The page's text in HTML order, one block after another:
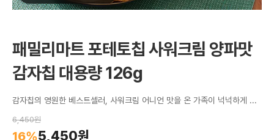
패밀리마트 포테토칩 사워크림 양파맛
감자칩 대용량 126g
감자칩의 영원한 베스트셀러, 사워크림 어니언 맛을 온 가족이 넉넉하게 즐길 수 있는 대용량 버전
6,450원
16%5,450원